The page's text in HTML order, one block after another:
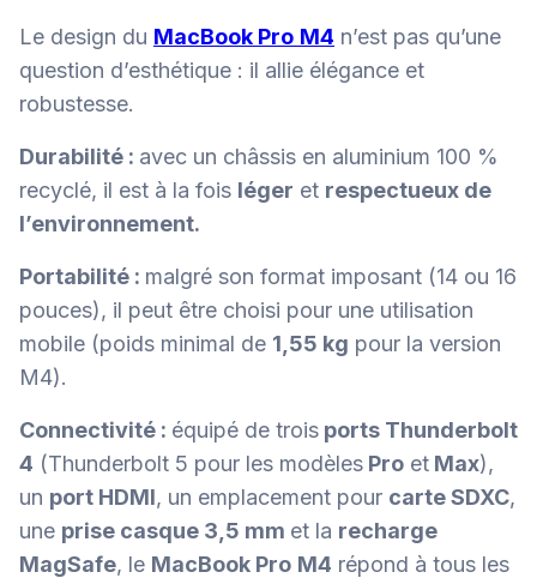
Le design du MacBook Pro M4 n’est pas qu’une
question d’esthétique : il allie élégance et
robustesse.
Durabilité : avec un châssis en aluminium 100 %
recyclé, il est à la fois léger et respectueux de
l’environnement.
Portabilité : malgré son format imposant (14 ou 16
pouces), il peut être choisi pour une utilisation
mobile (poids minimal de 1,55 kg pour la version
M4).
Connectivité : équipé de trois ports Thunderbolt
4 (Thunderbolt 5 pour les modèles Pro et Max),
un port HDMI, un emplacement pour carte SDXC,
une prise casque 3,5 mm et la recharge
MagSafe, le MacBook Pro M4 répond à tous les